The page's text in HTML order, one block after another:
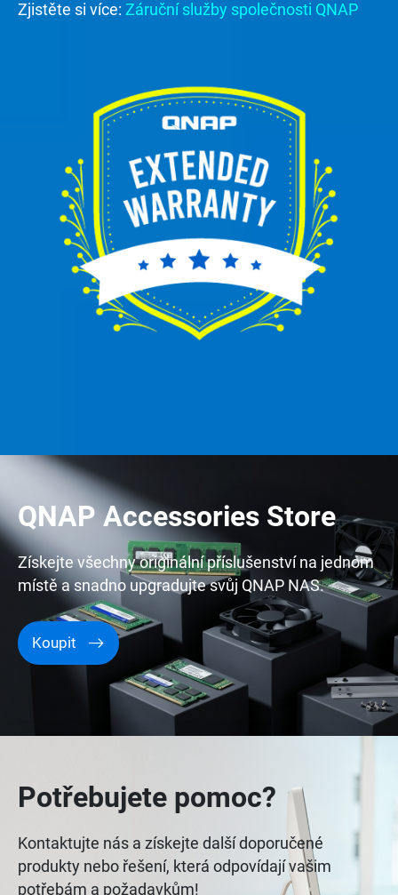
Zjistěte si více: Záruční služby společnosti QNAP
QNAP Accessories Store
Získejte všechny originální příslušenství na jednom
místě a snadno upgradujte svůj QNAP NAS.
Koupit
Potřebujete pomoc?
Kontaktujte nás a získejte další doporučené
produkty nebo řešení, která odpovídají vašim
potřebám a požadavkům!